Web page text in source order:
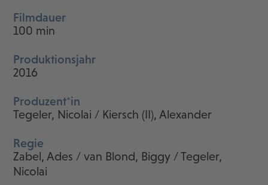
Filmdauer
100 min
Produktionsjahr
2016
Produzent*in
Tegeler, Nicolai / Kiersch (II), Alexander
Regie
Zabel, Ades / van Blond, Biggy / Tegeler,
Nicolai